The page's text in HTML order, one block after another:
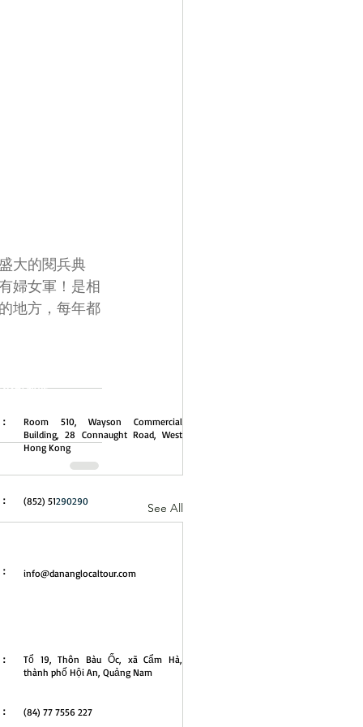
大的閱兵典
婦女軍！是相
地方，每年都
See All
司地址
Room 510, Wayson Commercial
Building, 28 Connaught Road, West
Hong Kong
(852) 51290290
info@dananglocaltour.com
Tổ 19, Thôn Bàu Ốc, xã Cẩm Hà,
thành phố Hội An, Quảng Nam
(84) 77 7556 227